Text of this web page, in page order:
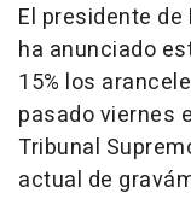
El presidente de
ha anunciado
15% los
pasado viernes
Tribunal
actual de